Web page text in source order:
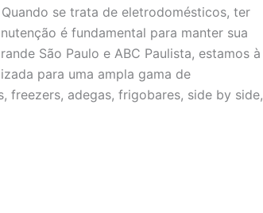
se trata de eletrodomésticos, ter
é fundamental para manter sua
São Paulo e ABC Paulista, estamos à
para uma ampla gama de
freezers, adegas, frigobares, side by side,